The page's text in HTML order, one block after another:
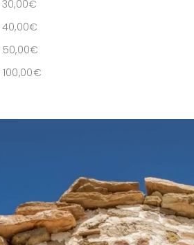
30,00€
40,00€
50,00€
100,00€